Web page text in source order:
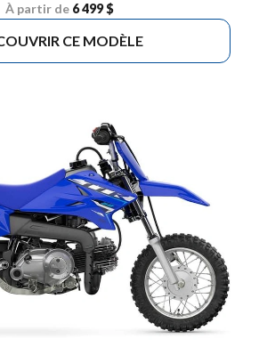
À partir de 6 499 $
CE MODÈLE